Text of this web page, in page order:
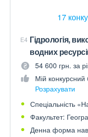
17
E4 Гідрологія,
водних
54 600 грн. за
Мій
Розрахувати
Спеціальність
Факультет:
Денна форма